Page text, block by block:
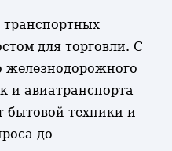
для торговли. С
железнодорожного
и авиатранспорта
бытовой техники и
до